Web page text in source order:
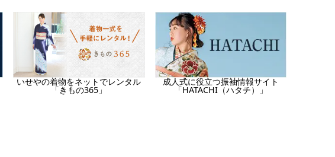
いせやの着物をネットでレンタル
「きもの365」
成人式に役立つ振袖情報サイト
「HATACHI（ハタチ）」